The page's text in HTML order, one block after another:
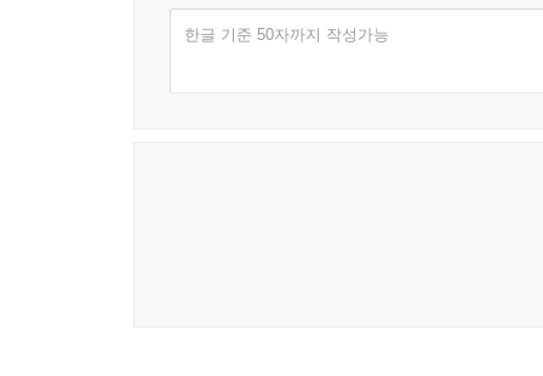
한글 기준 50자까지 작성가능